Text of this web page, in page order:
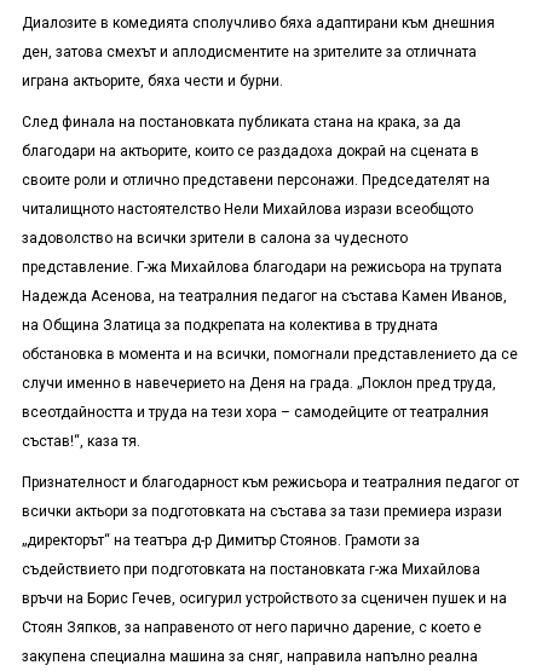
Диалозите в комедията сполучливо бяха адаптирани към днешния
ден, затова смехът и аплодисментите на зрителите за отличната
играна актьорите, бяха чести и бурни.
След финала на постановката публиката стана на крака, за да
благодари на актьорите, които се раздадоха докрай на сцената в
своите роли и отлично представени персонажи. Председателят на
читалищното настоятелство Нели Михайлова изрази всеобщото
задоволство на всички зрители в салона за чудесното
представление. Г-жа Михайлова благодари на режисьора на трупата
Надежда Асенова, на театралния педагог на състава Камен Иванов,
на Община Златица за подкрепата на колектива в трудната
обстановка в момента и на всички, помогнали представлението да се
случи именно в навечерието на Деня на града. „Поклон пред труда,
всеотдайността и труда на тези хора – самодейците от театралния
състав!“, каза тя.
Признателност и благодарност към режисьора и театралния педагог от
всички актьори за подготовката на състава за тази премиера изрази
„директорът“ на театъра д-р Димитър Стоянов. Грамоти за
съдействието при подготовката на постановката г-жа Михайлова
връчи на Борис Гечев, осигурил устройството за сценичен пушек и на
Стоян Зяпков, за направеното от него парично дарение, с което е
закупена специална машина за сняг, направила напълно реална